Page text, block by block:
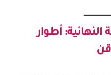
النهائية: أطوار